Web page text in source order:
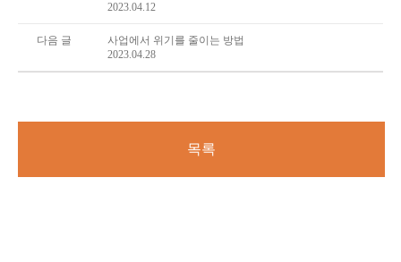
2023.04.12
다음 글
사업에서 위기를 줄이는 방법
2023.04.28
목록